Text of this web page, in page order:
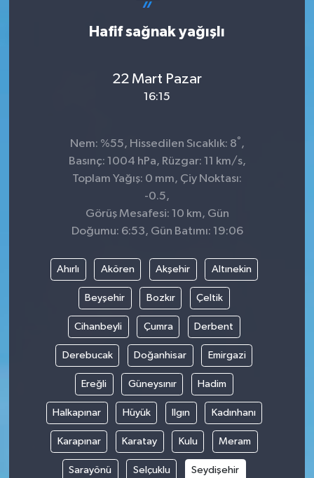
Hafif sağnak yağışlı
22 Mart Pazar
16:15
Nem: %55, Hissedilen Sıcaklık: 8° ,
Basınç: 1004 hPa, Rüzgar: 11 km/s,
Toplam Yağış: 0 mm, Çiy Noktası:
-0.5,
Görüş Mesafesi: 10 km, Gün
Doğumu: 6:53, Gün Batımı: 19:06
Ahırlı Akören Akşehir Altınekin
Beyşehir Bozkır Çeltik
Cihanbeyli Çumra Derbent
Derebucak Doğanhisar Emirgazi
Ereğli Güneysınır Hadim
Halkapınar Hüyük Ilgın Kadınhanı
Karapınar Karatay Kulu Meram
Sarayönü Selçuklu Seydişehir